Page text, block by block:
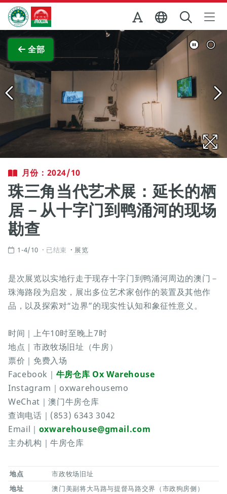
跳至主内容
澳门特别行政区政府旅游局
全部
查看原图
月份：2024/10
珠三角当代艺术展：延长的栖
居－从十字门到鸭涌河的现场
勘查
1-4/10 已结束 展览
是次展览以实地行走于现存十字门到鸭涌河周边的澳门－
珠海路段为启发，展出多位艺术家创作的装置及其他作
品，以及探索对“边界”的现实性认知和象征性意义。
时间｜上午10时至晚上7时
地点｜市政牧场旧址（牛房）
票价｜免费入场
Facebook｜ 牛房仓库 Ox Warehouse
Instagram｜oxwarehousemo
WeChat｜澳门牛房仓库
查询电话｜(853) 6343 3042
Email｜ oxwarehouse@gmail.com
主办机构｜牛房仓库
地点
市政牧场旧址
地址
澳门美副将大马路与提督马路交界（市政狗房侧）